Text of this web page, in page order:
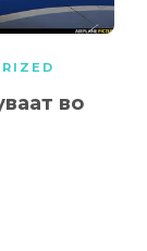
во